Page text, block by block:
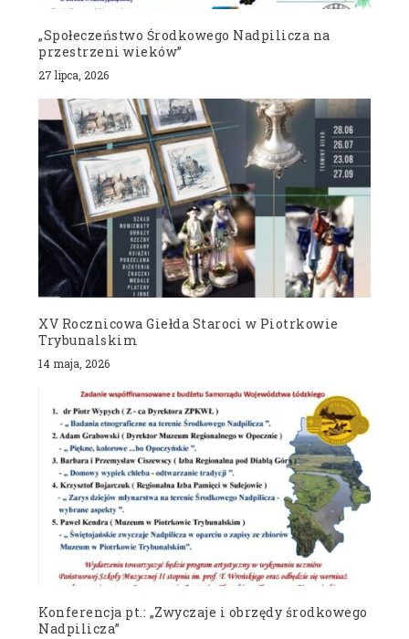
„Społeczeństwo Środkowego Nadpilicza na
przestrzeni wieków”
27 lipca, 2026
XV Rocznicowa Giełda Staroci w Piotrkowie
Trybunalskim
14 maja, 2026
Konferencja pt.: „Zwyczaje i obrzędy środkowego
Nadpilicza”